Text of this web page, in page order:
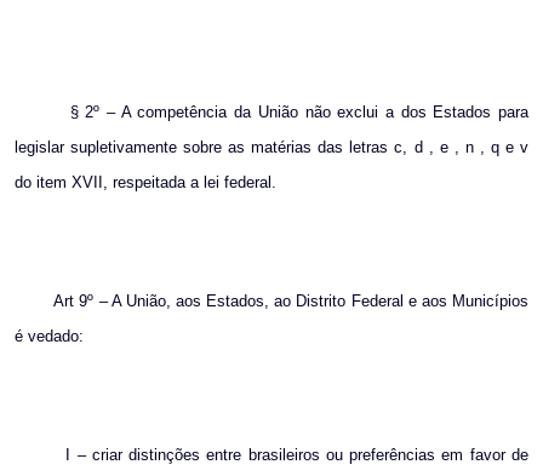
§ 2º – A competência da União não exclui a dos Estados para
legislar supletivamente sobre as matérias das letras c, d , e , n , q e v
do item XVII, respeitada a lei federal.
Art 9º – A União, aos Estados, ao Distrito Federal e aos Municípios
é vedado:
I – criar distinções entre brasileiros ou preferências em favor de